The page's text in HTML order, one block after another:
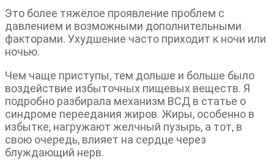
Это более тяжёлое проявление проблем с
давлением и возможными дополнительными
факторами. Ухудшение часто приходит к ночи или
ночью.
Чем чаще приступы, тем дольше и больше было
воздействие избыточных пищевых веществ. Я
подробно разбирала механизм ВСД в статье о
синдроме переедания жиров. Жиры, особенно в
избытке, нагружают желчный пузырь, а тот, в
свою очередь, влияет на сердце через
блуждающий нерв.